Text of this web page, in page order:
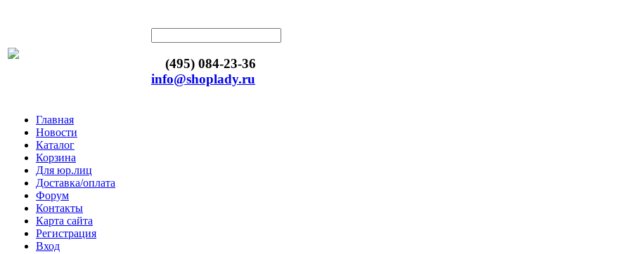
(495) 084-23-36
info@shoplady.ru
Главная
Новости
Каталог
Корзина
Для юр.лиц
Доставка/оплата
Форум
Контакты
Карта сайта
Регистрация
Вход